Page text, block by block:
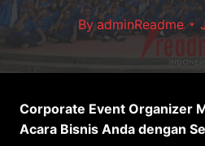
By adminReadme
Corporate Event Organizer
Acara Bisnis Anda dengan